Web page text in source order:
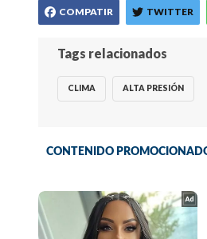
COMPATIR TWITTER
Tags relacionados
CLIMA ALTA PRESIÓN